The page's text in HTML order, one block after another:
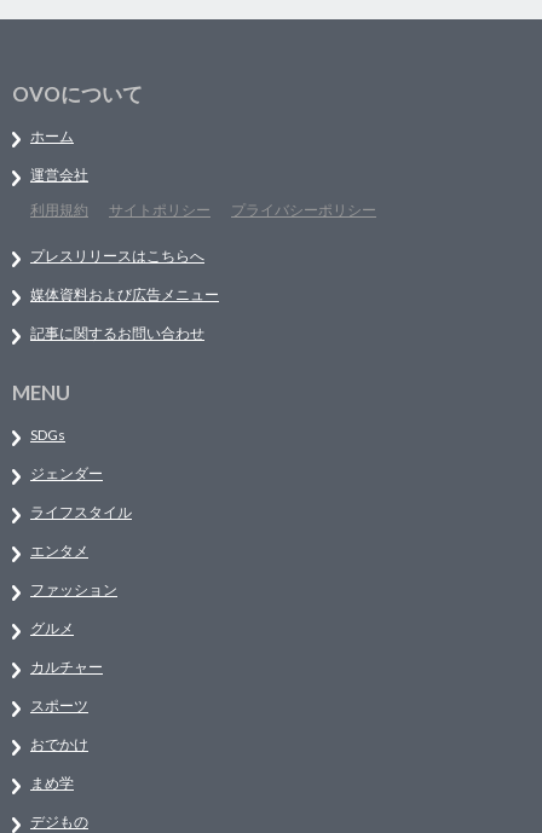
OVOについて
ホーム
運営会社
利用規約
サイトポリシー プライバシーポリシー
プレスリリースはこちらへ
媒体資料および広告メニュー
記事に関するお問い合わせ
MENU
SDGs
ジェンダー
ライフスタイル
エンタメ
ファッション
グルメ
カルチャー
スポーツ
おでかけ
まめ学
デジもの